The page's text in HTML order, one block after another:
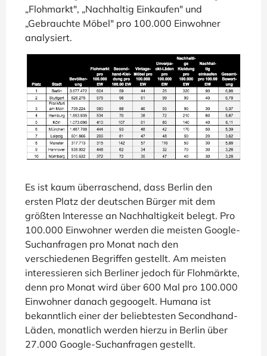
„Flohmarkt", „Nachhaltig Einkaufen" und
„Gebrauchte Möbel" pro 100.000 Einwohner
analysiert.
Es ist kaum überraschend, dass Berlin den
ersten Platz der deutschen Bürger mit dem
größten Interesse an Nachhaltigkeit belegt. Pro
100.000 Einwohner werden die meisten Google-
Suchanfragen pro Monat nach den
verschiedenen Begriffen gestellt. Am meisten
interessieren sich Berliner jedoch für Flohmärkte,
denn pro Monat wird über 600 Mal pro 100.000
Einwohner danach gegoogelt. Humana ist
bekanntlich einer der beliebtesten Secondhand-
Läden, monatlich werden hierzu in Berlin über
27.000 Google-Suchanfragen gestellt.